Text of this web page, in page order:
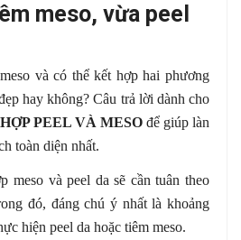
meso, vừa peel
và có thể kết hợp hai phương
hay không? Câu trả lời dành cho
PEEL VÀ MESO để giúp làn
toàn diện nhất.
meso và peel da sẽ cần tuân theo
đó, đáng chú ý nhất là khoảng
hiện peel da hoặc tiêm meso.